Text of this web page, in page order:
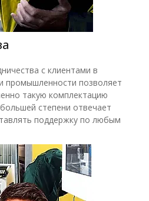
с клиентами в
промышленности позволяет
такую комплектацию
степени отвечает
поддержку по любым